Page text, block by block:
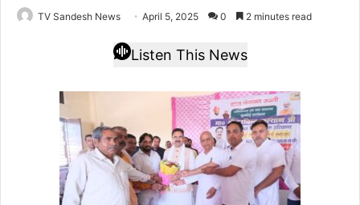
TV Sandesh News April 5, 2025 0 2 minutes read
Listen This News